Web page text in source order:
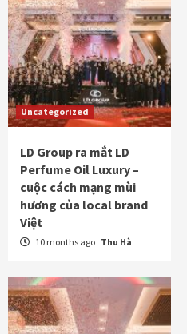
Uncategorized
LD Group ra mắt LD
Perfume Oil Luxury –
cuộc cách mạng mùi
hương của local brand
Việt
10 months ago Thu Hà